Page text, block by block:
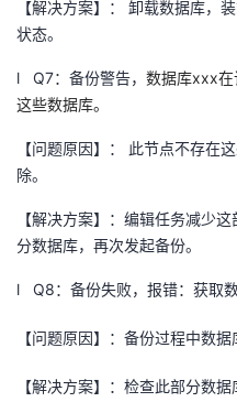
【解决方案】： 卸载数据库，
状态。
l Q7：备份警告， 数据库xxx在
这些数据库。
【问题原因】： 此节点不存在
除。
【解决方案】：编辑任务减少
分数据库，再次发起备份。
l Q8：备份失败，报错：获取
【问题原因】：备份过程中数据
【解决方案】：检查此部分数据